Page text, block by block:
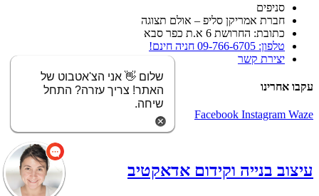
סניפים
חברת אמריקן סליפ – אולם תצוגה
כתובת: החרושת 6 א.ת כפר סבא
טלפון: 09-766-6705 חניה חינם!
יצירת קשר
עקבו אחרינו
Facebook Instagram Waze
עיצוב בנייה וקידום אדאקטיב
שלום 👋 אני הצ'אטבוט של
האתר! צריך עזרה? התחל
שיחה.